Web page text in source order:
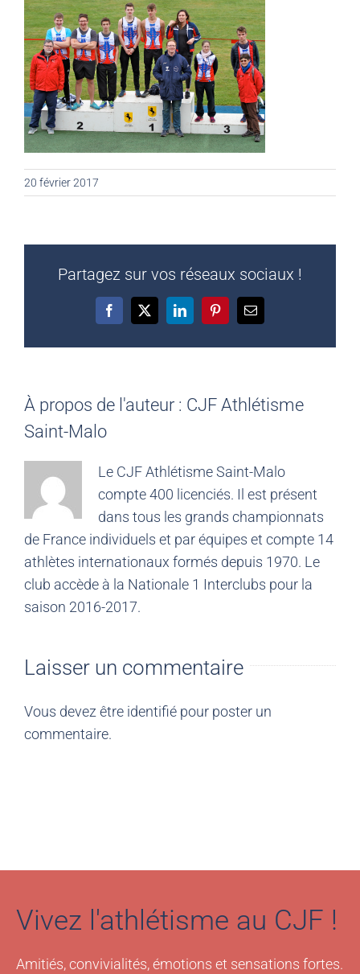
20 février 2017
Partagez sur vos réseaux sociaux !
Facebook
X LinkedInPinterestEmail
À propos de l'auteur : CJF Athlétisme
Saint-Malo
Le CJF Athlétisme Saint-Malo
compte 400 licenciés. Il est présent
dans tous les grands championnats
de France individuels et par équipes et compte 14
athlètes internationaux formés depuis 1970. Le
club accède à la Nationale 1 Interclubs pour la
saison 2016-2017.
Laisser un commentaire
Vous devez être identifié pour poster un
commentaire.
Vivez l'athlétisme au CJF !
Amitiés, convivialités, émotions et sensations fortes.